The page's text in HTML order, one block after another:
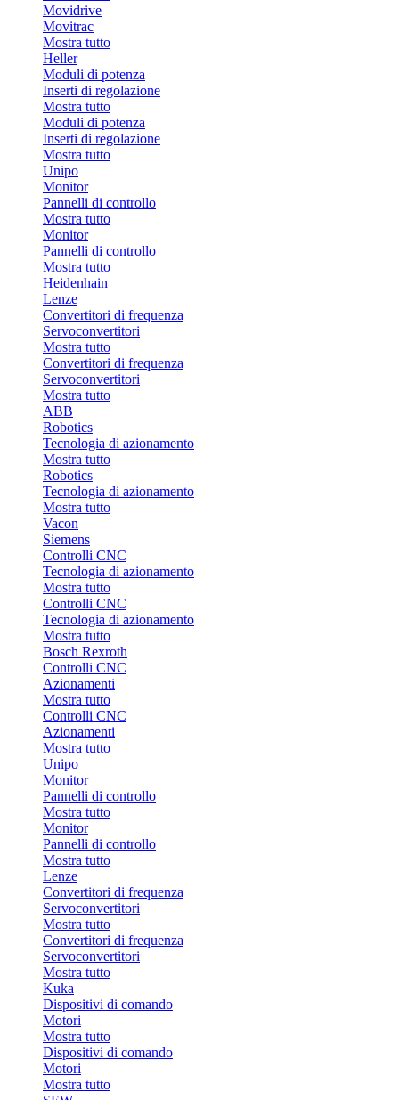
Movidrive
Movitrac
Mostra tutto
Heller
Moduli di potenza
Inserti di regolazione
Mostra tutto
Moduli di potenza
Inserti di regolazione
Mostra tutto
Unipo
Monitor
Pannelli di controllo
Mostra tutto
Monitor
Pannelli di controllo
Mostra tutto
Heidenhain
Lenze
Convertitori di frequenza
Servoconvertitori
Mostra tutto
Convertitori di frequenza
Servoconvertitori
Mostra tutto
ABB
Robotics
Tecnologia di azionamento
Mostra tutto
Robotics
Tecnologia di azionamento
Mostra tutto
Vacon
Siemens
Controlli CNC
Tecnologia di azionamento
Mostra tutto
Controlli CNC
Tecnologia di azionamento
Mostra tutto
Bosch Rexroth
Controlli CNC
Azionamenti
Mostra tutto
Controlli CNC
Azionamenti
Mostra tutto
Unipo
Monitor
Pannelli di controllo
Mostra tutto
Monitor
Pannelli di controllo
Mostra tutto
Lenze
Convertitori di frequenza
Servoconvertitori
Mostra tutto
Convertitori di frequenza
Servoconvertitori
Mostra tutto
Kuka
Dispositivi di comando
Motori
Mostra tutto
Dispositivi di comando
Motori
Mostra tutto